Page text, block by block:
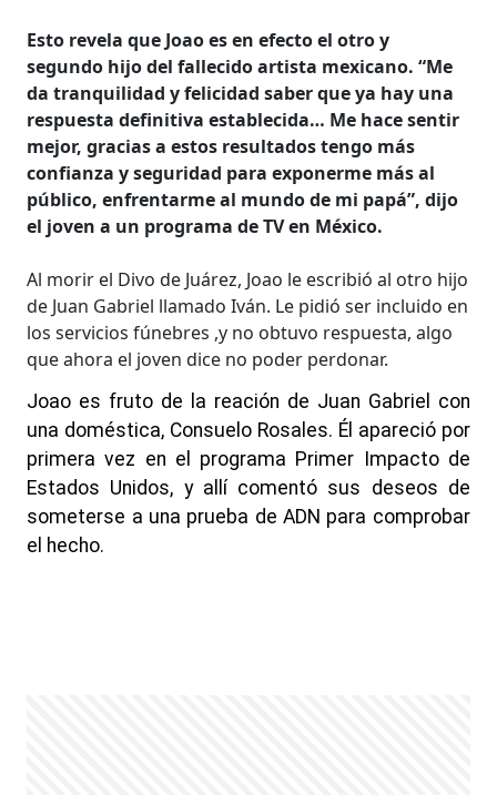
Esto revela que Joao es en efecto el otro y
segundo hijo del fallecido artista mexicano. “Me
da tranquilidad y felicidad saber que ya hay una
respuesta definitiva establecida… Me hace sentir
mejor, gracias a estos resultados tengo más
confianza y seguridad para exponerme más al
público, enfrentarme al mundo de mi papá”, dijo
el joven a un programa de TV en México.
Al morir el Divo de Juárez, Joao le escribió al otro hijo
de Juan Gabriel llamado Iván. Le pidió ser incluido en
los servicios fúnebres ,y no obtuvo respuesta, algo
que ahora el joven dice no poder perdonar.
Joao es fruto de la reación de Juan Gabriel con
una doméstica, Consuelo Rosales. Él apareció por
primera vez en el programa Primer Impacto de
Estados Unidos, y allí comentó sus deseos de
someterse a una prueba de ADN para comprobar
el hecho.